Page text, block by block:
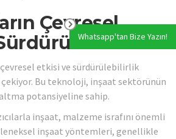
Çevresel
çevresel etkisi ve sürdürülebilirlik
Bu teknoloji, inşaat sektörünün
potansiyeline sahip.
inşaat, malzeme israfını önemli
inşaat yöntemleri, genellikle
Whatsapp'tan Bize Yazın!